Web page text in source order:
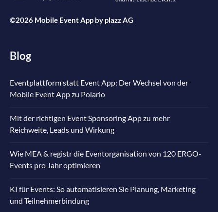
©2026 Mobile Event App by plazz AG
Blog
Eventplattform statt Event App: Der Wechsel von der
Mobile Event App zu Polario
Mit der richtigen Event Sponsoring App zu mehr
Reichweite, Leads und Wirkung
Wie MEA & registr die Eventorganisation von 120 ERGO-
Events pro Jahr optimieren
KI für Events: So automatisieren Sie Planung, Marketing
und Teilnehmerbindung